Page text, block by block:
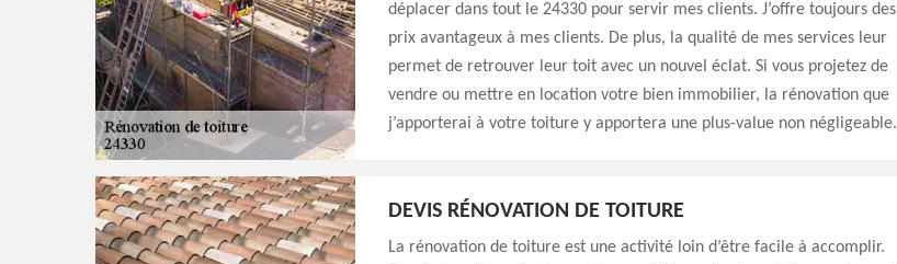
déplacer dans tout le 24330 pour servir mes clients. J’offre toujours des
prix avantageux à mes clients. De plus, la qualité de mes services leur
permet de retrouver leur toit avec un nouvel éclat. Si vous projetez de
vendre ou mettre en location votre bien immobilier, la rénovation que
j’apporterai à votre toiture y apportera une plus-value non négligeable.
DEVIS RÉNOVATION DE TOITURE
La rénovation de toiture est une activité loin d’être facile à accomplir.